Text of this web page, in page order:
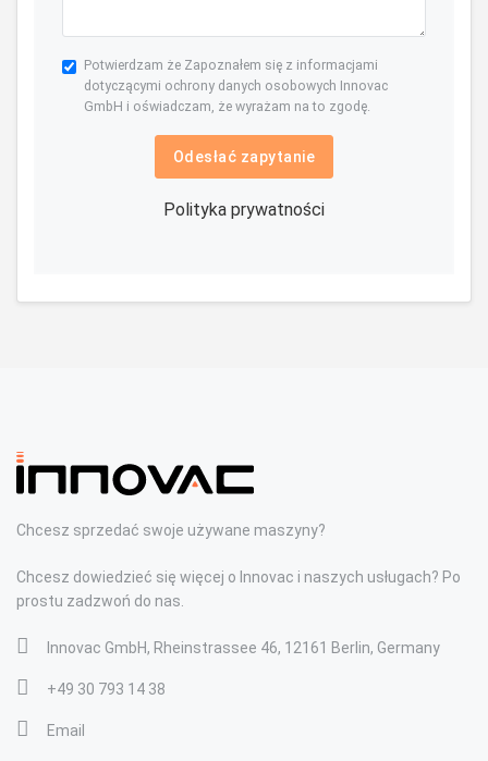
Potwierdzam że Zapoznałem się z informacjami
dotyczącymi ochrony danych osobowych Innovac
GmbH i oświadczam, że wyrażam na to zgodę.
Odesłać zapytanie
Polityka prywatności
Chcesz sprzedać swoje używane maszyny?
Chcesz dowiedzieć się więcej o Innovac i naszych usługach? Po
prostu zadzwoń do nas.
Innovac GmbH, Rheinstrassee 46, 12161 Berlin, Germany
+49 30 793 14 38
Email